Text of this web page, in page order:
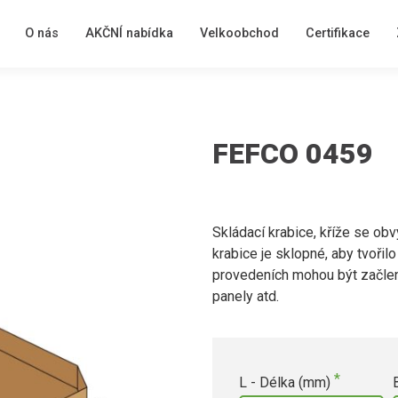
O nás AKČNÍ nabídka Velkoobchod Certifikace
FEFCO 0459
Skládací krabice, kříže se
krabice je sklopné, aby
provedeních mohou být
panely atd.
L - Délka (mm)